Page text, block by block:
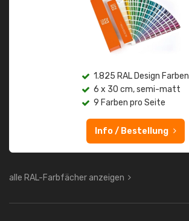
1.825 RAL Design Farben
6 x 30 cm, semi-matt
9 Farben pro Seite
Info / Bestellung
alle RAL-Farbfächer anzeigen